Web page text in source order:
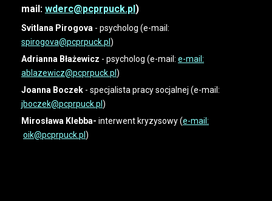
mail: wderc@pcprpuck.pl)
Svitlana Pirogova - psycholog (e-mail:
spirogova@pcprpuck.pl)
Adrianna Błażewicz - psycholog (e-mail: e-mail:
ablazewicz@pcprpuck.pl)
Joanna Boczek - specjalista pracy socjalnej (e-mail:
jboczek@pcprpuck.pl)
Mirosława Klebba- interwent kryzysowy (e-mail:
oik@pcprpuck.pl)